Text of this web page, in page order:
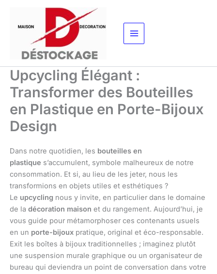
contenu
Upcycling Élégant :
Transformer des Bouteilles
en Plastique en Porte-Bijoux
Design
Dans notre quotidien, les bouteilles en
plastique s’accumulent, symbole malheureux de notre
consommation. Et si, au lieu de les jeter, nous les
transformions en objets utiles et esthétiques ?
Le upcycling nous y invite, en particulier dans le domaine
de la décoration maison et du rangement. Aujourd’hui, je
vous guide pour métamorphoser ces contenants usuels
en un porte-bijoux pratique, original et éco-responsable.
Exit les boîtes à bijoux traditionnelles ; imaginez plutôt
une suspension murale graphique ou un organisateur de
bureau qui deviendra un point de conversation dans votre